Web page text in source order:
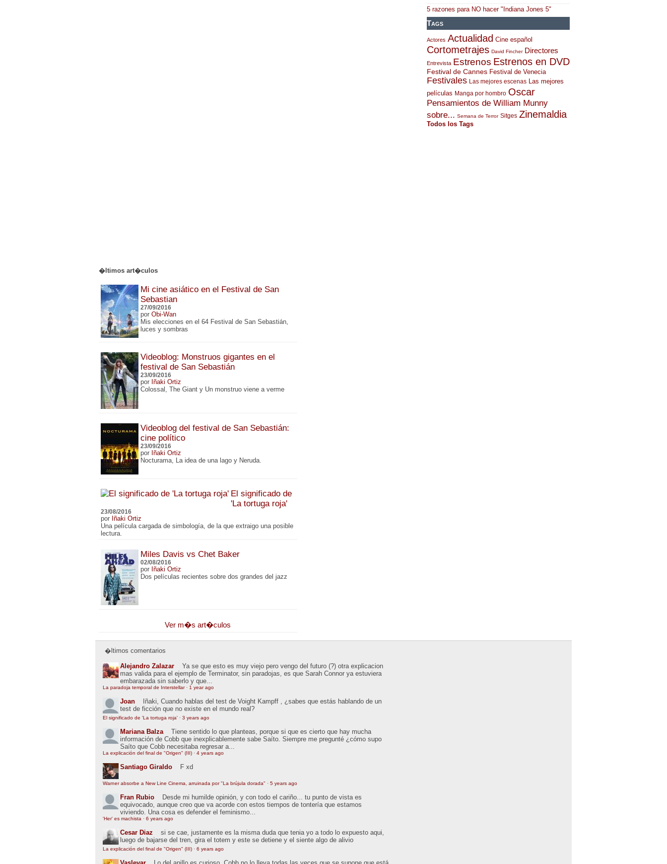
�ltimos art�culos
Mi cine asiático en el Festival de San
Sebastian
27/09/2016
por Obi-Wan
Mis elecciones en el 64 Festival de San Sebastián,
luces y sombras
Videoblog: Monstruos gigantes en el
festival de San Sebastián
23/09/2016
por Iñaki Ortiz
Colossal, The Giant y Un monstruo viene a verme
Videoblog del festival de San Sebastián:
cine político
23/09/2016
por Iñaki Ortiz
Nocturama, La idea de una lago y Neruda.
El significado de
'La tortuga roja'
23/08/2016
por Iñaki Ortiz
Una película cargada de simbología, de la que extraigo una posible
lectura.
Miles Davis vs Chet Baker
02/08/2016
por Iñaki Ortiz
Dos películas recientes sobre dos grandes del jazz
Ver m�s art�culos
5 razones para NO hacer "Indiana Jones 5"
Tags
Actores Actualidad Cine español
Cortometrajes David Fincher Directores
Entrevista Estrenos Estrenos en DVD
Festival de Cannes Festival de Venecia
Festivales Las mejores escenas Las mejores
películas Manga por hombro Oscar
Pensamientos de William Munny
sobre... Semana de Terror Sitges Zinemaldia
Todos los Tags
�ltimos comentarios
Alejandro Zalazar
Ya se que esto es muy viejo pero vengo del futuro (?) otra explicacion
mas valida para el ejemplo de Terminator, sin paradojas, es que Sarah Connor ya estuviera
embarazada sin saberlo y que...
La paradoja temporal de Interstellar· 1 year ago
Joan
Iñaki, Cuando hablas del test de Voight Kampff , ¿sabes que estás hablando de un
test de ficción que no existe en el mundo real?
El significado de 'La tortuga roja' · 3 years ago
Mariana Balza
Tiene sentido lo que planteas, porque si que es cierto que hay mucha
información de Cobb que inexplicablemente sabe Saíto. Siempre me pregunté ¿cómo supo
Saíto que Cobb necesitaba regresar a...
La explicación del final de "Origen" (III) · 4 years ago
Santiago Giraldo F xd
Warner absorbe a New Line Cinema, arruinada por "La brújula dorada" · 5 years ago
Fran Rubio
Desde mi humilde opinión, y con todo el cariño... tu punto de vista es
equivocado, aunque creo que va acorde con estos tiempos de tontería que estamos
viviendo. Una cosa es defender el feminismo...
'Her' es machista · 6 years ago
Cesar Diaz
si se cae, justamente es la misma duda que tenia yo a todo lo expuesto aqui,
luego de bajarse del tren, gira el totem y este se detiene y el siente algo de alivio
La explicación del final de "Origen" (III) · 6 years ago